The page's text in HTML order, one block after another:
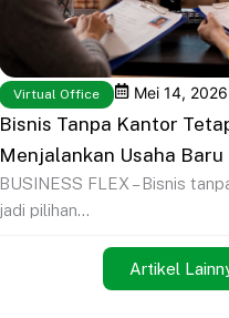
Virtual Office Mei 14, 2026
Bisnis Tanpa Kantor
Menjalankan Usaha Baru
BUSINESS FLEX – Bisnis
jadi pilihan...
Artikel